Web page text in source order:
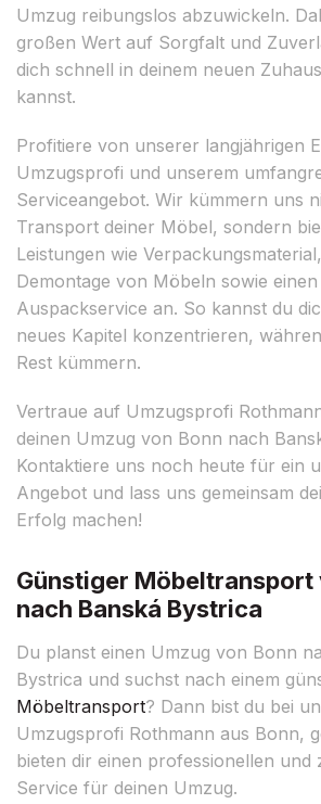
Umzug reibungslos abzuwickeln.
großen Wert auf Sorgfalt und
dich schnell in deinem neuen
kannst.
Profitiere von unserer langjährigen
Umzugsprofi und unserem
Serviceangebot. Wir kümmern uns
Transport deiner Möbel, sondern
Leistungen wie
Demontage von Möbeln sowie
Auspackservice an. So kannst du
neues Kapitel konzentrieren,
Rest kümmern.
Vertraue auf Umzugsprofi
deinen Umzug von Bonn nach
Kontaktiere uns noch heute für ein
Angebot und lass uns gemeinsam
Erfolg machen!
Günstiger Möbeltransport
nach Banská Bystrica
Du planst einen Umzug von Bonn
Bystrica und suchst nach einem
Möbeltransport? Dann bist du bei
Umzugsprofi Rothmann aus Bonn,
bieten dir einen professionellen und
Service für deinen Umzug.